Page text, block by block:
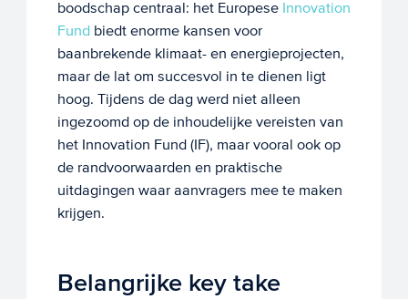
boodschap centraal: het Europese Innovation
Fundbiedt enorme kansen voor
baanbrekende klimaat- en energieprojecten,
maar de lat om succesvol in te dienen ligt
hoog. Tijdens de dag werd niet alleen
ingezoomd op de inhoudelijke vereisten van
het Innovation Fund (IF), maar vooral ook op
de randvoorwaarden en praktische
uitdagingen waar aanvragers mee te maken
krijgen.
Belangrijke key take